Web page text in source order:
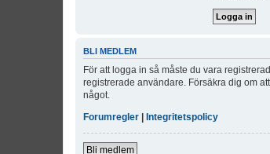
BLI MEDLEM
För att logga in så måste du vara
registrerade användare. Försäkra dig om
något.
Forumregler | Integritetspolicy
Bli medlem